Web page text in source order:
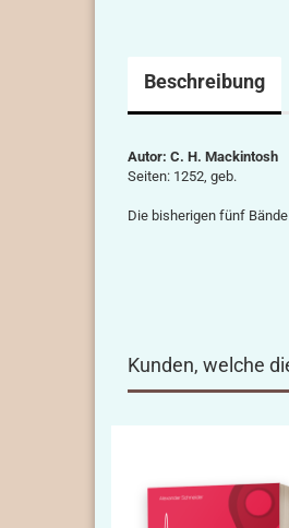
Beschreibung
Autor: C. H. Mackintosh
Seiten: 1252, geb.
Die bisherigen fünf
Kunden, welche